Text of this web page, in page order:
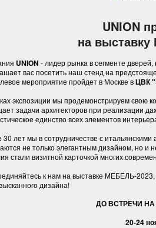
UNION
на
UNION - лидер рынка в сегменте
вас посетить наш стенд на
мероприятие пройдет в Москве вЦВК
экспозиции мы продемонстрируем свою
задачи архитекторов при реализации
единство всех элементов
30 лет мы в сотрудничестве с
не только элегантным дизайном, но и
стали визитной карточкой многих
к нам на выставке МЕБЕЛЬ-
дизайна!
ДО ВСТРЕЧИ
20-24